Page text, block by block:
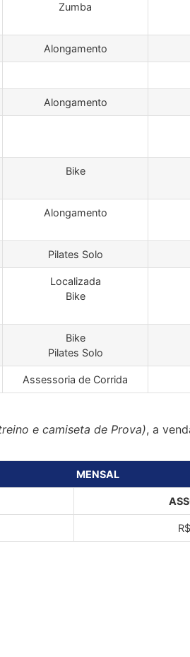
Zumba
Alongamento
Alongamento
Bike
Alongamento
Pilates Solo
Localizada
Bike
Bike
Pilates Solo
Assessoria de Corrida
e camiseta de Prova), a
MENSAL